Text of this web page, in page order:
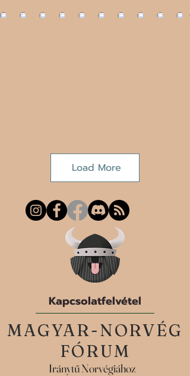
MAGYAR-NORVÉG
FÓRUM
Iránytű Norvégiához
Kapcsolatfelvétel
Load More